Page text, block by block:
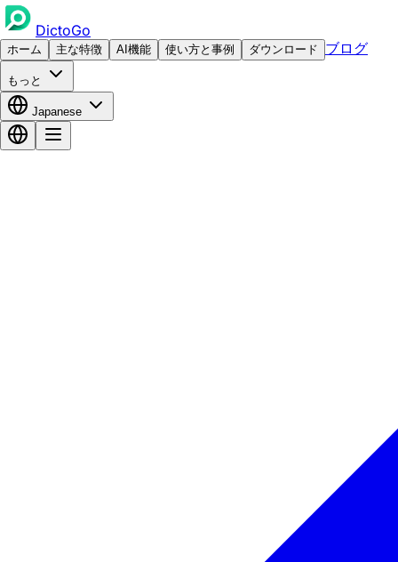
DictoGo
ホーム 主な特徴 AI機能 使い方と事例 ダウンロード ブログ
もっと
Japanese